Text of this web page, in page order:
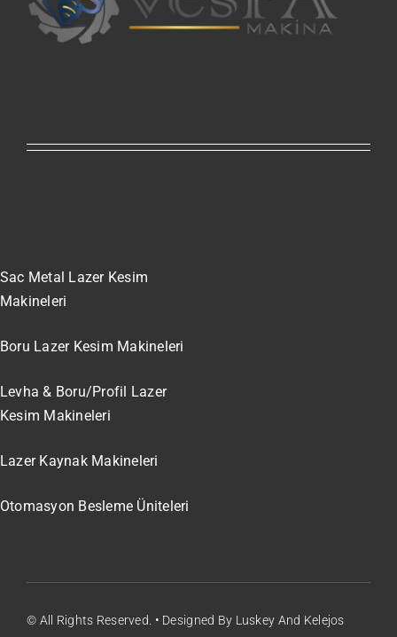
Sac Metal Lazer Kesim
Makineleri
Boru Lazer Kesim Makineleri
Levha & Boru/Profil Lazer
Kesim Makineleri
Lazer Kaynak Makineleri
Otomasyon Besleme Üniteleri
© All Rights Reserved. • Designed By Luskey And Kelejos